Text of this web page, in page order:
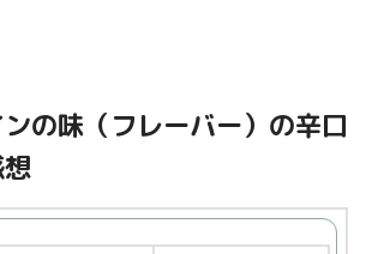
の味（フレーバー）の辛口